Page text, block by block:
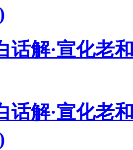
话解·宣化老
话解·宣化老